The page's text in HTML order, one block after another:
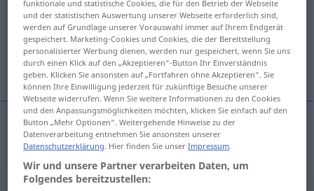
Übersicht aller Übersetzungen
(Für mehr Details die Übersetzung anklicken/antippen)
Türke
Türke Turek
funktionale und statistische Cookies, die für den Betrieb der Webseite
und der statistischen Auswertung unserer Webseite erforderlich sind,
werden auf Grundlage unserer Vorauswahl immer auf Ihrem Endgerät
gespeichert. Marketing-Cookies und Cookies, die der Bereitstellung
personalisierter Werbung dienen, werden nur gespeichert, wenn Sie uns
durch einen Klick auf den „Akzeptieren“-Button Ihr Einverständnis
geben. Klicken Sie ansonsten auf „Fortfahren ohne Akzeptieren“. Sie
können Ihre Einwilligung jederzeit für zukünftige Besuche unserer
Webseite widerrufen. Wenn Sie weitere Informationen zu den Cookies
und den Anpassungsmöglichkeiten möchten, klicken Sie einfach auf den
Button „Mehr Optionen“. Weitergehende Hinweise zu der
Datenverarbeitung entnehmen Sie ansonsten unserer
Datenschutzerklärung. Hier finden Sie unserImpressum.
Wir und unsere Partner verarbeiten Daten, um
Folgendes bereitzustellen: